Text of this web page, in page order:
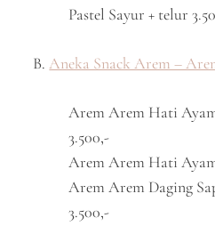
Pastel Sayur + telur
B.Aneka Snack Arem –
Arem Arem Hati
3.500,-
Arem Arem Hati
Arem Arem Daging
3.500,-